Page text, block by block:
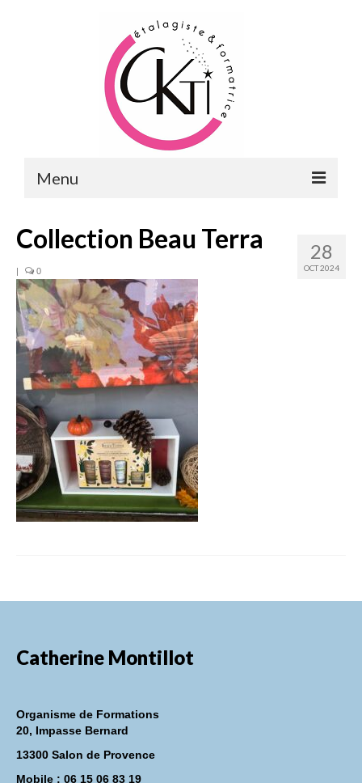
Menu
FORMATIONS DU POINT DE VENTE
MERCHANDISING & VITRINES
FORMATIONS RH
FORMATIONS DE FORMATEURS
CONSEILS & PRESTATIONS
REALISATIONS
CONTACT
28
OCT 2024
Collection Beau Terra
| 0
Catherine Montillot
Organisme de Formations
20, Impasse Bernard
13300 Salon de Provence
Mobile : 06 15 06 83 19